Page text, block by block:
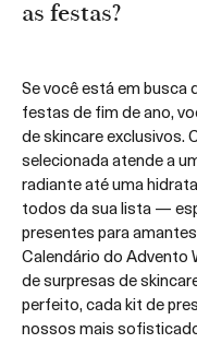
as festas?
Se você está em busca
festas de fim de ano,
de skincare exclusivos.
selecionada atende a
radiante até uma
todos da sua lista —
presentes para
Calendário do Advento
de surpresas de
perfeito, cada kit de
nossos mais